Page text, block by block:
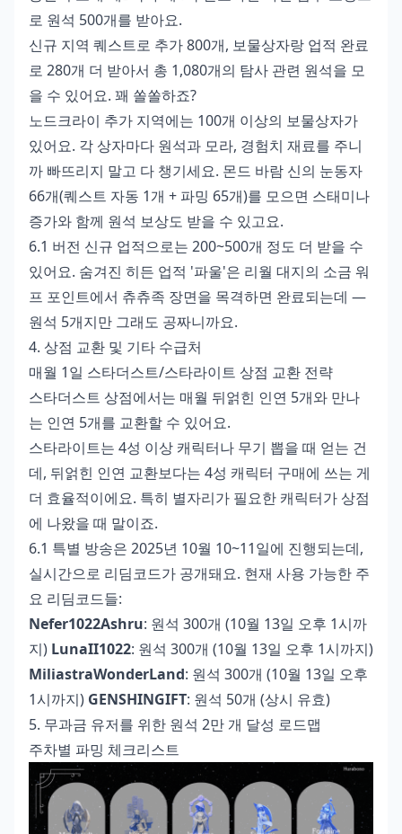
로 원석 500개를 받아요.
신규 지역 퀘스트로 추가 800개, 보물상자랑 업적 완료
로 280개 더 받아서 총 1,080개의 탐사 관련 원석을 모
을 수 있어요. 꽤 쏠쏠하죠?
노드크라이 추가 지역에는 100개 이상의 보물상자가
있어요. 각 상자마다 원석과 모라, 경험치 재료를 주니
까 빠뜨리지 말고 다 챙기세요. 몬드 바람 신의 눈동자
66개(퀘스트 자동 1개 + 파밍 65개)를 모으면 스태미나
증가와 함께 원석 보상도 받을 수 있고요.
6.1 버전 신규 업적으로는 200~500개 정도 더 받을 수
있어요. 숨겨진 히든 업적 '파울'은 리월 대지의 소금 워
프 포인트에서 츄츄족 장면을 목격하면 완료되는데 —
원석 5개지만 그래도 공짜니까요.
4. 상점 교환 및 기타 수급처
매월 1일 스타더스트/스타라이트 상점 교환 전략
스타더스트 상점에서는 매월 뒤얽힌 인연 5개와 만나
는 인연 5개를 교환할 수 있어요.
스타라이트는 4성 이상 캐릭터나 무기 뽑을 때 얻는 건
데, 뒤얽힌 인연 교환보다는 4성 캐릭터 구매에 쓰는 게
더 효율적이에요. 특히 별자리가 필요한 캐릭터가 상점
에 나왔을 때 말이죠.
6.1 특별 방송은 2025년 10월 10~11일에 진행되는데,
실시간으로 리딤코드가 공개돼요. 현재 사용 가능한 주
요 리딤코드들:
Nefer1022Ashru: 원석 300개 (10월 13일 오후 1시까
지) LunaII1022: 원석 300개 (10월 13일 오후 1시까지)
MiliastraWonderLand: 원석 300개 (10월 13일 오후
1시까지) GENSHINGIFT: 원석 50개 (상시 유효)
5. 무과금 유저를 위한 원석 2만 개 달성 로드맵
주차별 파밍 체크리스트